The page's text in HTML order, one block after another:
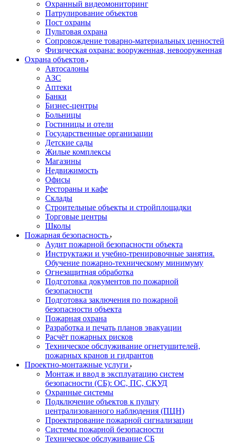
Охранный видеомониторинг
Патрулирование объектов
Пост охраны
Пультовая охрана
Сопровождение товарно-материальных ценностей
Физическая охрана: вооруженная, невооруженная
Охрана объектов
Автосалоны
АЗС
Аптеки
Банки
Бизнес-центры
Больницы
Гостиницы и отели
Государственные организации
Детские сады
Жилые комплексы
Магазины
Недвижимость
Офисы
Рестораны и кафе
Склады
Строительные объекты и стройплощадки
Торговые центры
Школы
Пожарная безопасность
Аудит пожарной безопасности объекта
Инструктажи и учебно-тренировочные занятия.
Обучение пожарно-техническому минимуму
Огнезащитная обработка
Подготовка документов по пожарной
безопасности
Подготовка заключения по пожарной
безопасности объекта
Пожарная охрана
Разработка и печать планов эвакуации
Расчёт пожарных рисков
Техническое обслуживание огнетушителей,
пожарных кранов и гидрантов
Проектно-монтажные услуги
Монтаж и ввод в эксплуатацию систем
безопасности (СБ): ОС, ПС, СКУД
Охранные системы
Подключение объектов к пульту
централизованного наблюдения (ПЦН)
Проектирование пожарной сигнализации
Системы пожарной безопасности
Техническое обслуживание СБ